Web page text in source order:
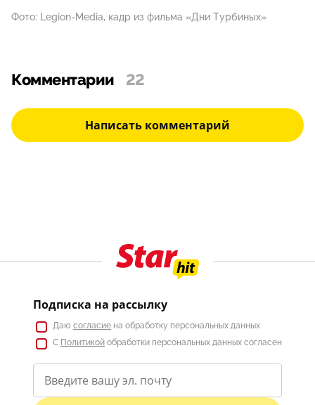
Фото: Legion-Media, кадр из фильма «Дни Турбиных»
Комментарии 22
Написать комментарий
Подписка на рассылку
Даю согласие на обработку персональных данных
С Политикой обработки персональных данных согласен